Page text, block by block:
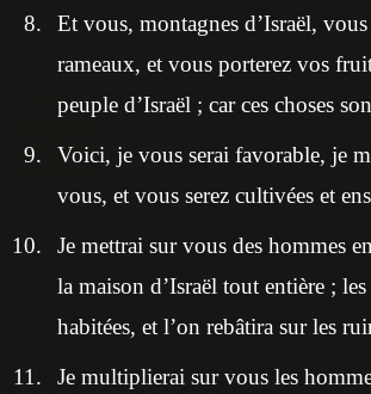
Et vous, montagnes d’Israël,
rameaux, et vous porterez vos
peuple d’Israël ; car ces choses
Voici, je vous serai favorable, je
vous, et vous serez cultivées et
Je mettrai sur vous des hommes
la maison d’Israël tout entière ;
habitées, et l’on rebâtira sur les
Je multiplierai sur vous les